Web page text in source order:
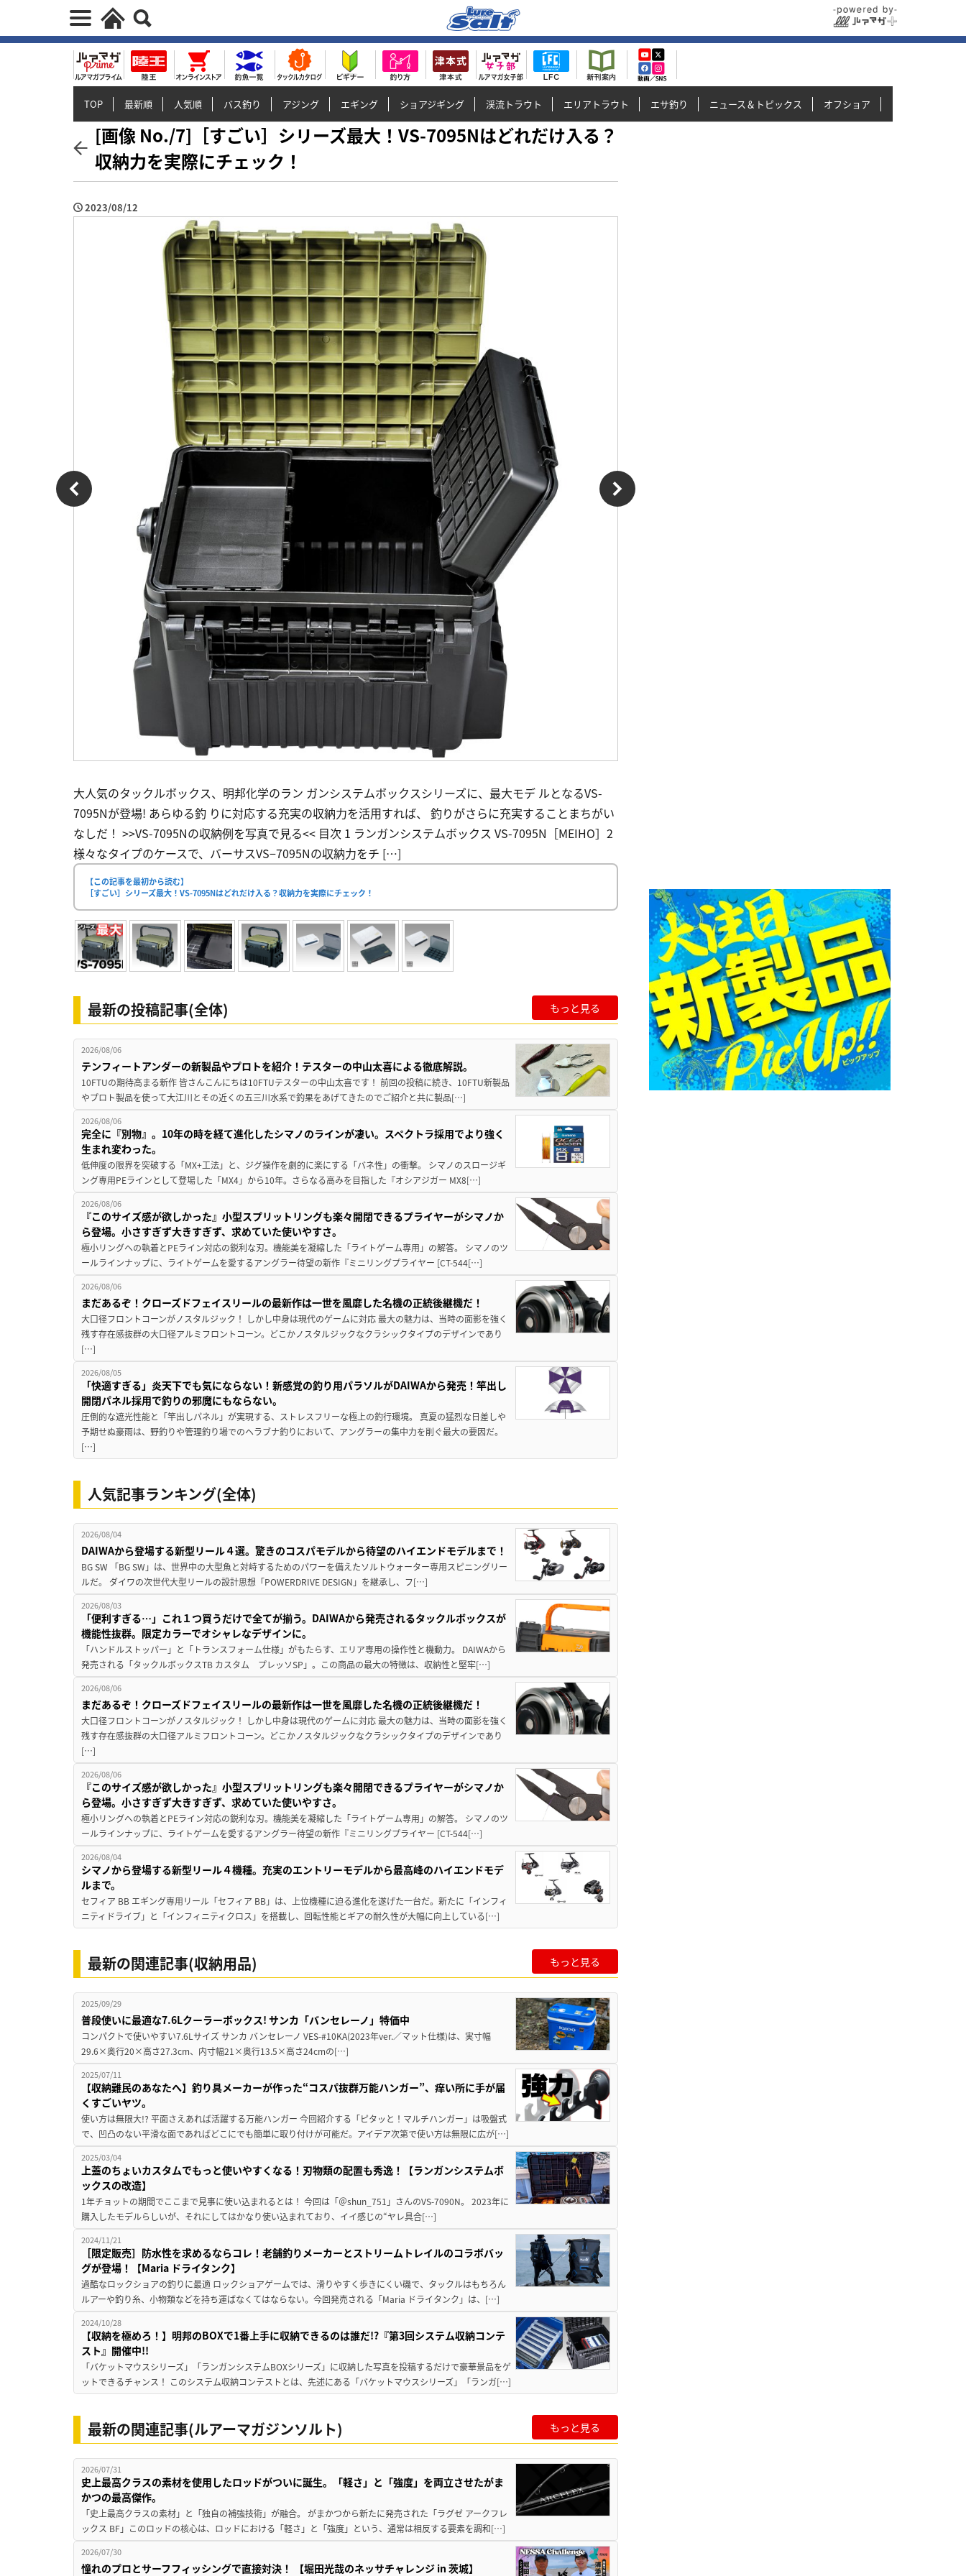
TOP 最新順 人気順 バス釣り アジング エギング ショアジギング 渓流トラウト エリアトラウト エサ釣り ニュース＆トピックス オフショア
[画像 No./7]［すごい］シリーズ最大！VS-7095Nはどれだけ入る？
収納力を実際にチェック！
2023/08/12
大人気のタックルボックス、明邦化学のラン ガンシステムボックスシリーズに、最大モデ ルとなるVS-
7095Nが登場! あらゆる釣 りに対応する充実の収納力を活用すれば、 釣りがさらに充実することまちがい
なしだ！ >>VS-7095Nの収納例を写真で見る<< 目次 1 ランガンシステムボックス VS-7095N［MEIHO］2
様々なタイプのケースで、バーサスVS−7095Nの収納力をチ […]
【この記事を最初から読む】
［すごい］シリーズ最大！VS-7095Nはどれだけ入る？収納力を実際にチェック！
最新の投稿記事(全体) もっと見る
2026/08/06
テンフィートアンダーの新製品やプロトを紹介！テスターの中山太喜による徹底解説。
10FTUの期待高まる新作 皆さんこんにちは10FTUテスターの中山太喜です！ 前回の投稿に続き、10FTU新製品
やプロト製品を使って大江川とその近くの五三川水系で釣果をあげてきたのでご紹介と共に製品[…]
2026/08/06
完全に『別物』。10年の時を経て進化したシマノのラインが凄い。スペクトラ採用でより強く
生まれ変わった。
低伸度の限界を突破する「MX+工法」と、ジグ操作を劇的に楽にする「バネ性」の衝撃。 シマノのスロージギ
ング専用PEラインとして登場した「MX4」から10年。さらなる高みを目指した『オシアジガー MX8[…]
2026/08/06
『このサイズ感が欲しかった』小型スプリットリングも楽々開閉できるプライヤーがシマノか
ら登場。小さすぎず大きすぎず、求めていた使いやすさ。
極小リングへの執着とPEライン対応の鋭利な刃。機能美を凝縮した「ライトゲーム専用」の解答。 シマノのツ
ールラインナップに、ライトゲームを愛するアングラー待望の新作『ミニリングプライヤー [CT-544[…]
2026/08/06
まだあるぞ！クローズドフェイスリールの最新作は一世を風靡した名機の正統後継機だ！
大口径フロントコーンがノスタルジック！ しかし中身は現代のゲームに対応 最大の魅力は、当時の面影を強く
残す存在感抜群の大口径アルミフロントコーン。どこかノスタルジックなクラシックタイプのデザインであり
[…]
2026/08/05
「快適すぎる」炎天下でも気にならない！新感覚の釣り用パラソルがDAIWAから発売！竿出し
開閉パネル採用で釣りの邪魔にもならない。
圧倒的な遮光性能と「竿出しパネル」が実現する、ストレスフリーな極上の釣行環境。 真夏の猛烈な日差しや
予期せぬ豪雨は、野釣りや管理釣り場でのヘラブナ釣りにおいて、アングラーの集中力を削ぐ最大の要因だ。
[…]
人気記事ランキング(全体)
2026/08/04
DAIWAから登場する新型リール４選。驚きのコスパモデルから待望のハイエンドモデルまで！
BG SW 「BG SW」は、世界中の大型魚と対峙するためのパワーを備えたソルトウォーター専用スピニングリー
ルだ。 ダイワの次世代大型リールの設計思想「POWERDRIVE DESIGN」を継承し、フ[…]
2026/08/03
「便利すぎる…」これ１つ買うだけで全てが揃う。DAIWAから発売されるタックルボックスが
機能性抜群。限定カラーでオシャレなデザインに。
「ハンドルストッパー」と「トランスフォーム仕様」がもたらす、エリア専用の操作性と機動力。 DAIWAから
発売される「タックルボックスTB カスタム プレッソSP」。この商品の最大の特徴は、収納性と堅牢[…]
2026/08/06
まだあるぞ！クローズドフェイスリールの最新作は一世を風靡した名機の正統後継機だ！
大口径フロントコーンがノスタルジック！ しかし中身は現代のゲームに対応 最大の魅力は、当時の面影を強く
残す存在感抜群の大口径アルミフロントコーン。どこかノスタルジックなクラシックタイプのデザインであり
[…]
2026/08/06
『このサイズ感が欲しかった』小型スプリットリングも楽々開閉できるプライヤーがシマノか
ら登場。小さすぎず大きすぎず、求めていた使いやすさ。
極小リングへの執着とPEライン対応の鋭利な刃。機能美を凝縮した「ライトゲーム専用」の解答。 シマノのツ
ールラインナップに、ライトゲームを愛するアングラー待望の新作『ミニリングプライヤー [CT-544[…]
2026/08/04
シマノから登場する新型リール４機種。充実のエントリーモデルから最高峰のハイエンドモデ
ルまで。
セフィア BB エギング専用リール「セフィア BB」は、上位機種に迫る進化を遂げた一台だ。新たに「インフィ
ニティドライブ」と「インフィニティクロス」を搭載し、回転性能とギアの耐久性が大幅に向上している[…]
最新の関連記事(収納用品) もっと見る
2025/09/29
普段使いに最適な7.6Lクーラーボックス! サンカ「バンセレーノ」特価中
コンパクトで使いやすい7.6Lサイズ サンカ バンセレーノ VES-#10KA(2023年ver.／マット仕様)は、実寸幅
29.6×奥行20×高さ27.3cm、内寸幅21×奥行13.5×高さ24cmの[…]
2025/07/11
【収納難民のあなたへ】釣り具メーカーが作った“コスパ抜群万能ハンガー”、痒い所に手が届
くすごいヤツ。
使い方は無限大!? 平面さえあれば活躍する万能ハンガー 今回紹介する「ピタッと！マルチハンガー」は吸盤式
で、凹凸のない平滑な面であればどこにでも簡単に取り付けが可能だ。アイデア次第で使い方は無限に広が[…]
2025/03/04
上蓋のちょいカスタムでもっと使いやすくなる！刃物類の配置も秀逸！【ランガンシステムボ
ックスの改造】
1年チョットの期間でここまで見事に使い込まれるとは！ 今回は「＠shun_751」さんのVS-7090N。 2023年に
購入したモデルらしいが、それにしてはかなり使い込まれており、イイ感じの“ヤレ具合[…]
2024/11/21
［限定販売］防水性を求めるならコレ！老舗釣りメーカーとストリームトレイルのコラボバッ
グが登場！【Maria ドライタンク】
過酷なロックショアの釣りに最適 ロックショアゲームでは、滑りやすく歩きにくい磯で、タックルはもちろん
ルアーや釣り糸、小物類などを持ち運ばなくてはならない。今回発売される「Maria ドライタンク」は、[…]
2024/10/28
【収納を極めろ！】明邦のBOXで1番上手に収納できるのは誰だ!?『第3回システム収納コンテ
スト』開催中!!
「バケットマウスシリーズ」「ランガンシステムBOXシリーズ」に収納した写真を投稿するだけで豪華景品をゲ
ットできるチャンス！ このシステム収納コンテストとは、先述にある「バケットマウスシリーズ」「ランガ[…]
最新の関連記事(ルアーマガジンソルト) もっと見る
2026/07/31
史上最高クラスの素材を使用したロッドがついに誕生。「軽さ」と「強度」を両立させたがま
かつの最高傑作。
「史上最高クラスの素材」と「独自の補強技術」が融合。 がまかつから新たに発売された「ラグゼ アークフレ
ックス BF」このロッドの核心は、ロッドにおける「軽さ」と「強度」という、通常は相反する要素を調和[…]
2026/07/30
憧れのプロとサーフフィッシングで直接対決！ 【堀田光哉のネッサチャレンジ in 茨城】